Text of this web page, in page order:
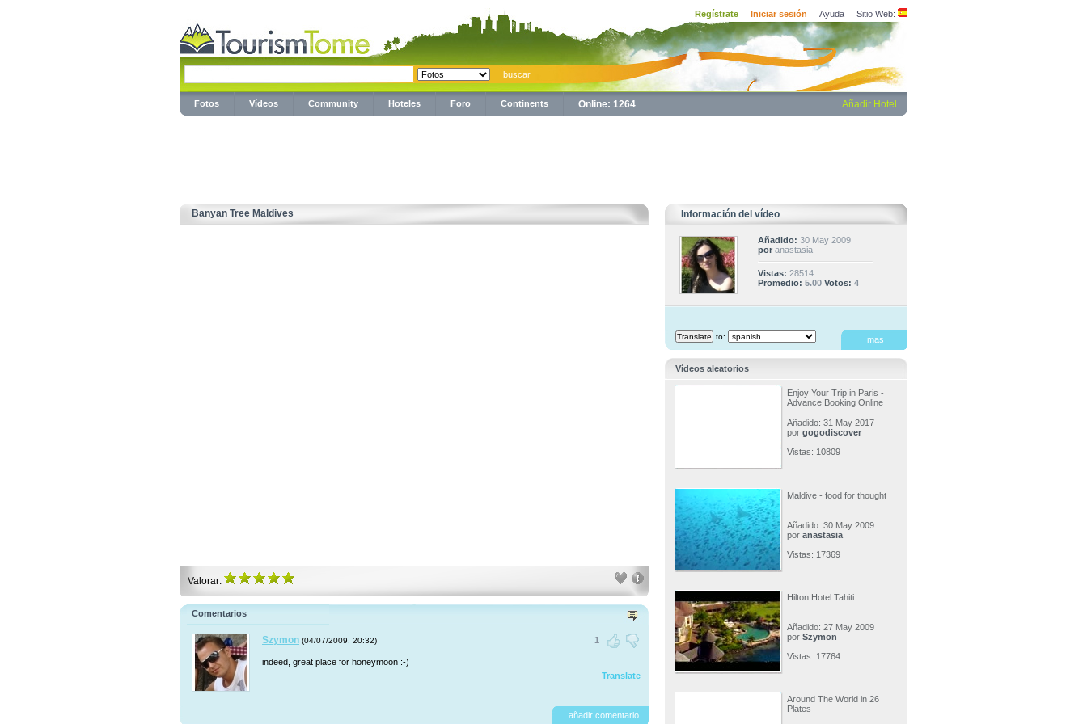
Regístrate Iniciar sesión Ayuda Sitio Web:
Fotos Vídeos Community Hoteles Foro Continents Online: 1264 Añadir Hotel
Banyan Tree Maldives
Valorar:
Comentarios
1
Szymon (04/07/2009, 20:32)
indeed, great place for honeymoon :-)
Translate
añadir comentario
Información del vídeo
Añadido: 30 May 2009
por anastasia
Vistas: 28514
Promedio: 5.00 Votos: 4
to: mas
Vídeos aleatorios
Enjoy Your Trip in Paris -
Advance Booking Online
Añadido: 31 May 2017
por gogodiscover
Vistas: 10809
Maldive - food for thought
Añadido: 30 May 2009
por anastasia
Vistas: 17369
Hilton Hotel Tahiti
Añadido: 27 May 2009
por Szymon
Vistas: 17764
Around The World in 26
Plates